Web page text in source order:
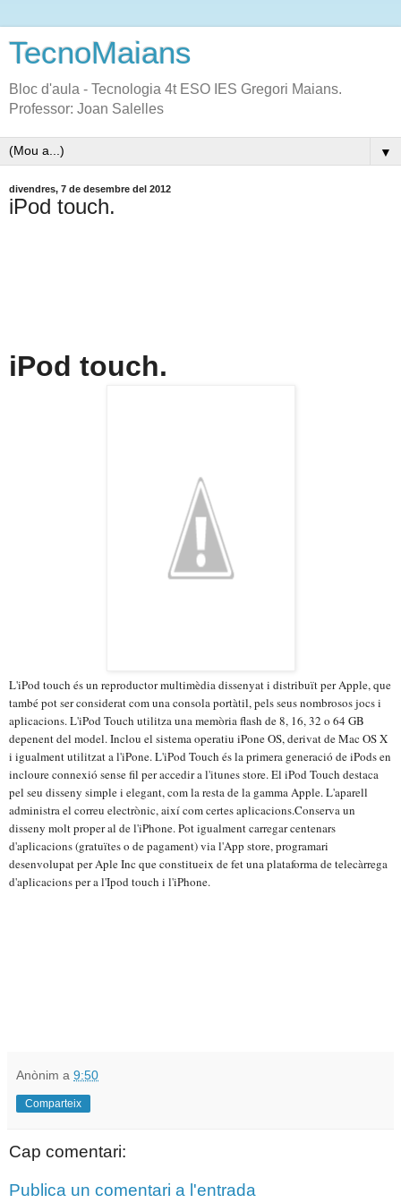
TecnoMaians
Bloc d'aula - Tecnologia 4t ESO IES Gregori Maians.
Professor: Joan Salelles
▼
divendres, 7 de desembre del 2012
iPod touch.
iPod touch.
L'iPod touch és un reproductor multimèdia dissenyat i distribuït per Apple, que
també pot ser considerat com una consola portàtil, pels seus nombrosos jocs i
aplicacions. L'iPod Touch utilitza una memòria flash de 8, 16, 32 o 64 GB
depenent del model. Inclou el sistema operatiu iPone OS, derivat de Mac OS X
i igualment utilitzat a l'iPone. L'iPod Touch és la primera generació de iPods en
incloure connexió sense fil per accedir a l'itunes store. El iPod Touch destaca
pel seu disseny simple i elegant, com la resta de la gamma Apple. L'aparell
administra el correu electrònic, així com certes aplicacions.Conserva un
disseny molt proper al de l'iPhone. Pot igualment carregar centenars
d'aplicacions (gratuïtes o de pagament) via l'App store, programari
desenvolupat per Aple Inc que constitueix de fet una plataforma de telecàrrega
d'aplicacions per a l'Ipod touch i l'iPhone.
Anònim a 9:50
Comparteix
Cap comentari:
Publica un comentari a l'entrada